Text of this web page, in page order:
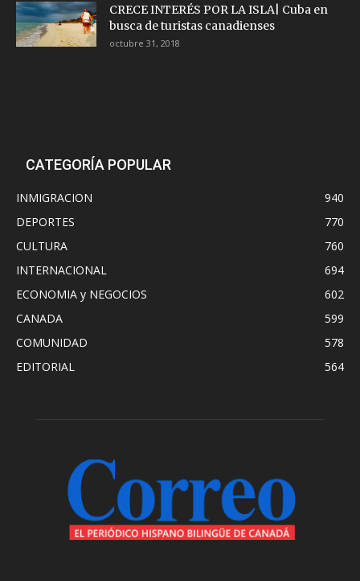
CRECE INTERÉS POR LA ISLA| Cuba en
busca de turistas canadienses
octubre 31, 2018
CATEGORÍA POPULAR
INMIGRACION
940
DEPORTES
770
CULTURA
760
INTERNACIONAL
694
ECONOMIA y NEGOCIOS
602
CANADA
599
COMUNIDAD
578
EDITORIAL
564